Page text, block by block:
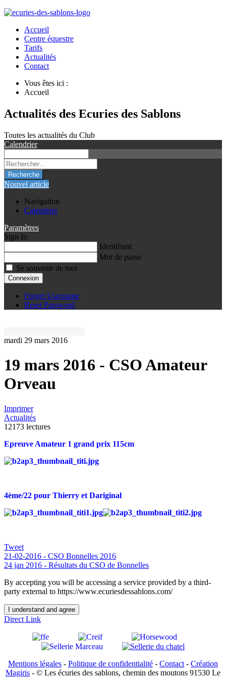
Accueil
Centre équestre
Tarifs
Actualités
Contact
Vous êtes ici :
Accueil
Actualités des Ecuries des Sablons
Toutes les actualités du Club
Calendrier
Recherche
Nouvel article
Navigation
Calendrier
Paramètres
Sign In
Identifiant
Mot de passe
Se souvenir de moi
Connexion
Forget Username
Reset Password
mardi 29 mars 2016
19 mars 2016 - CSO Amateur
Orveau
Imprimer
Actualités
12173 lectures
Epreuve Amateur 1 grand prix 115cm
4ème/22 pour Thierry et Dariginal
Tweet
21-02-2016 - CSO Bonnelles 2016
24 jan 2016 - Résultats du CSO de Bonnelles
By accepting you will be accessing a service provided by a third-
party external to https://www.ecuriesdessablons.com/
I understand and agree
Direct Link
Mentions légales - Politique de confidentialité - Contact - Création
Magiris - © Les écuries des sablons, chemin des moutons 91530 Le